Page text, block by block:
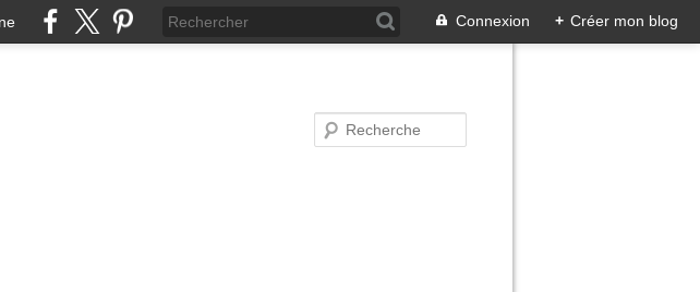
Connexion + Créer mon blog